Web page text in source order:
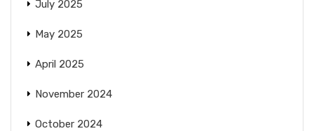
July 2025
May 2025
April 2025
November 2024
October 2024